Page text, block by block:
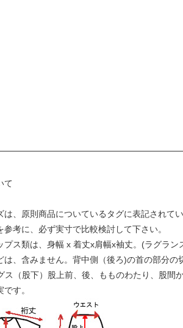
て
、原則商品についているタグに表記されて
考に、必ず実寸で比較検討して下さい。
プス類は、身幅 x 着丈x肩幅x袖丈。(ラグラン
、含みません。背中側（後ろ)の首の部分の
ス（股下）股上前、後、もものわたり、股
す。